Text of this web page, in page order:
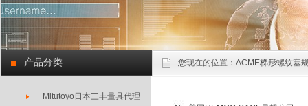
您现在的位置： ACME梯形螺纹塞
产品分类
Mitutoyo日本三丰量具代理